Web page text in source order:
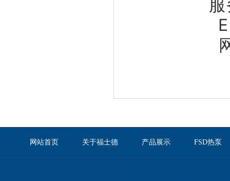
网站首页 关于福士德 产品展示 FSD热泵